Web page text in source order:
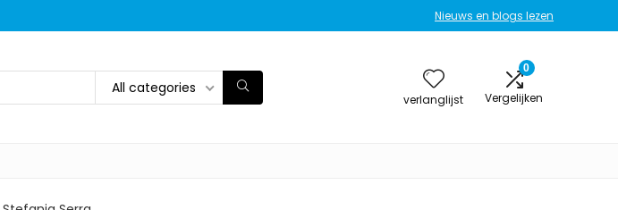
Nieuws en blogs lezen
All categories
verlanglijst
0
Vergelijken